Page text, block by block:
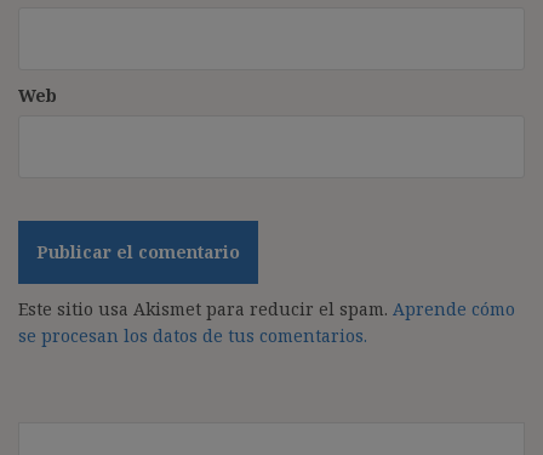
Web
Este sitio usa Akismet para reducir el spam. Aprende cómo
se procesan los datos de tus comentarios.